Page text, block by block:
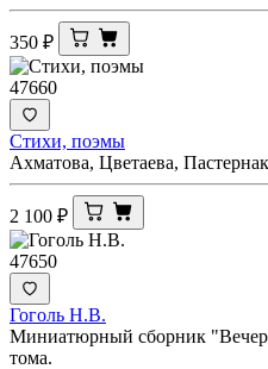
350 ₽
47660
Стихи, поэмы
Ахматова, Цветаева,
2 100 ₽
47650
Гоголь Н.В.
Миниатюрный сборник
тома.